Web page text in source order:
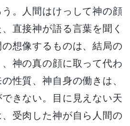
。人間はけっして神の顔
直接神が語る言葉を聞く
想像するものは、結局の
神の真の顔に取って代わ
性質、神自身の働きは、
きない。目に見えない天
受肉した神が自ら人間の